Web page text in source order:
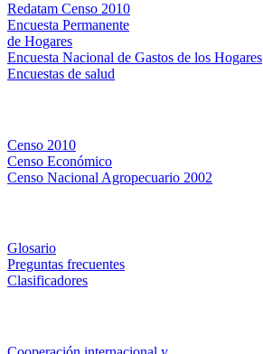
Redatam Censo 2010
Encuesta Permanente
de Hogares
Encuesta Nacional de Gastos de los Hogares
Encuestas de salud
Censo 2010
Censo Económico
Censo Nacional Agropecuario 2002
Glosario
Preguntas frecuentes
Clasificadores